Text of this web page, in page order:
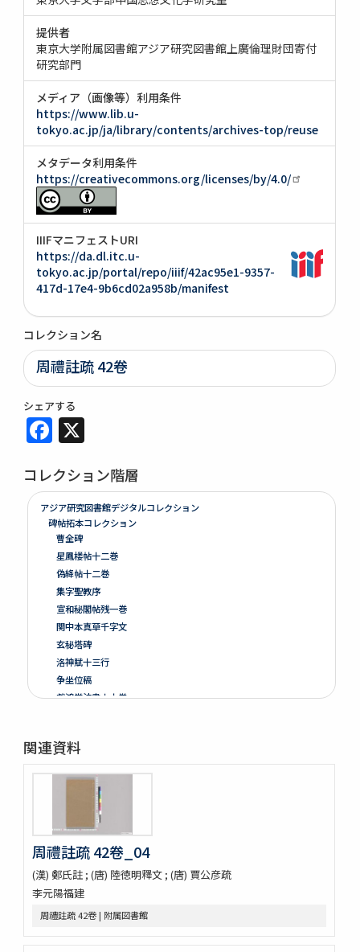
提供者
東京大学附属図書館アジア研究図書館上廣倫理財団寄付
研究部門
メディア（画像等）利用条件
https://www.lib.u-
tokyo.ac.jp/ja/library/contents/archives-top/reuse
メタデータ利用条件
https://creativecommons.org/licenses/by/4.0/
IIIFマニフェストURI
https://da.dl.itc.u-
tokyo.ac.jp/portal/repo/iiif/42ac95e1-9357-
417d-17e4-9b6cd02a958b/manifest
コレクション名
周禮註疏 42卷
シェアする
Facebook
コレクション階層
アジア研究図書館デジタルコレクション
碑帖拓本コレクション
曹全碑
星鳳楼帖十二巻
偽絳帖十二巻
集字聖教序
宣和秘閣帖残一巻
関中本真草千字文
玄秘塔碑
洛神賦十三行
争坐位稿
戯鴻堂法書十六巻
偽絳帖残一巻
拪先塋記
顔氏家廟碑
争坐位稿
古今歴代法帖
朴彭年草書千字文
金麟厚草書千字文
水滸伝コレクション
新刻全像忠義水滸誌伝二十五巻一百十五回
関連資料
周禮註疏 42卷_04
(漢) 鄭氏註 ; (唐) 陸徳明釋文 ; (唐) 賈公彦疏
李元陽福建
周禮註疏 42卷 | 附属図書館